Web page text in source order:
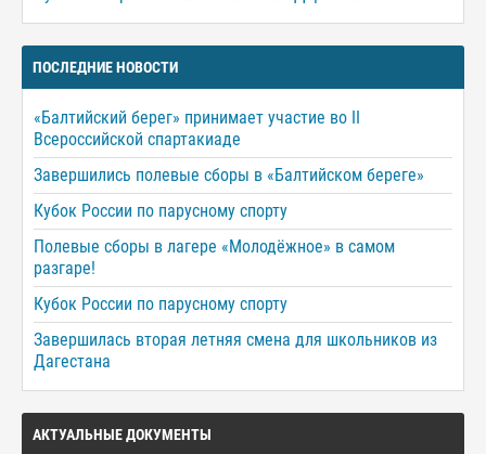
ПОСЛЕДНИЕ НОВОСТИ
«Балтийский берег» принимает участие во II
Всероссийской спартакиаде
Завершились полевые сборы в «Балтийском береге»
Кубок России по парусному спорту
Полевые сборы в лагере «Молодёжное» в самом
разгаре!
Кубок России по парусному спорту
Завершилась вторая летняя смена для школьников из
Дагестана
АКТУАЛЬНЫЕ ДОКУМЕНТЫ